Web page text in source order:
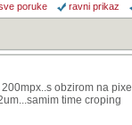
poruke ravni prikaz
obzirom na pixel
time croping